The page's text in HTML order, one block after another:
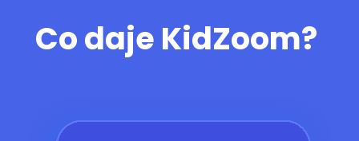
Co daje KidZoom?